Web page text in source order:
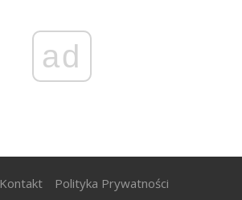
ad
Kontakt Polityka Prywatności